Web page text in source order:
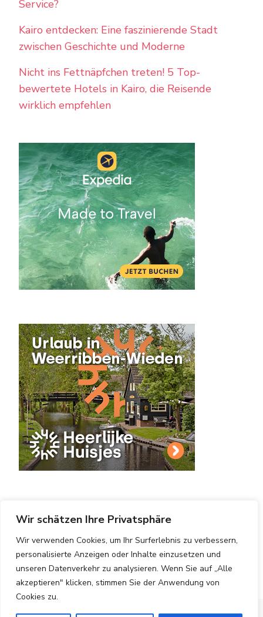
Wir schätzen Ihre Privatsphäre
Wir verwenden Cookies, um Ihr Surferlebnis zu verbessern,
personalisierte Anzeigen oder Inhalte einzusetzen und
unseren Datenverkehr zu analysieren. Wenn Sie auf „Alle
akzeptieren" klicken, stimmen Sie der Anwendung von
Cookies zu.
Service?
Kairo entdecken: Eine faszinierende Stadt
zwischen Geschichte und Moderne
Nicht ins Fettnäpfchen treten! 5 Top-
bewertete Hotels in Kairo, die Reisende
wirklich empfehlen
Copyright © 2025 Hotels Vergleichen.Impressum
Datenschutzerklärung|Blossom PinThis | Entwickelt
. Bereitgestellt von WordPress